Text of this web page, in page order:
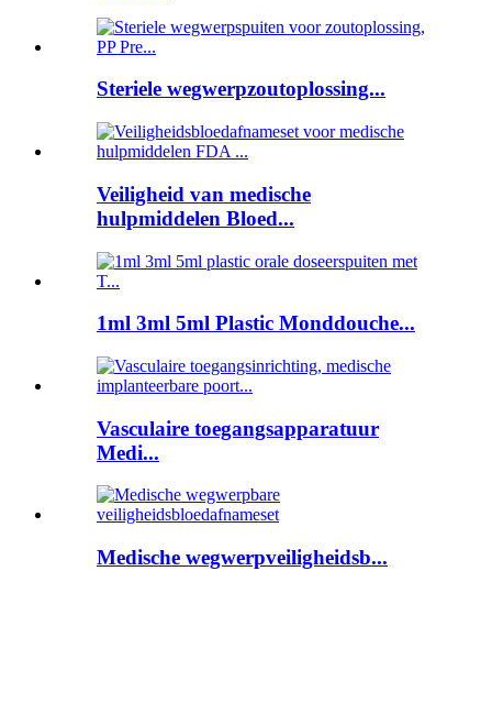
Steriele wegwerpzoutoplossing...
Veiligheid van medische
hulpmiddelen Bloed...
1ml 3ml 5ml Plastic Monddouche...
Vasculaire toegangsapparatuur
Medi...
Medische wegwerpveiligheidsb...